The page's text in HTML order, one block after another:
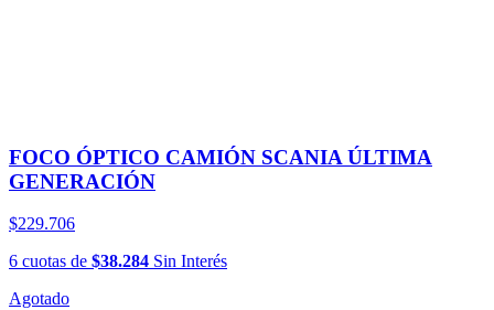
FOCO ÓPTICO CAMIÓN SCANIA ÚLTIMA
GENERACIÓN
$229.706
6 cuotas de $38.284 Sin Interés
Agotado